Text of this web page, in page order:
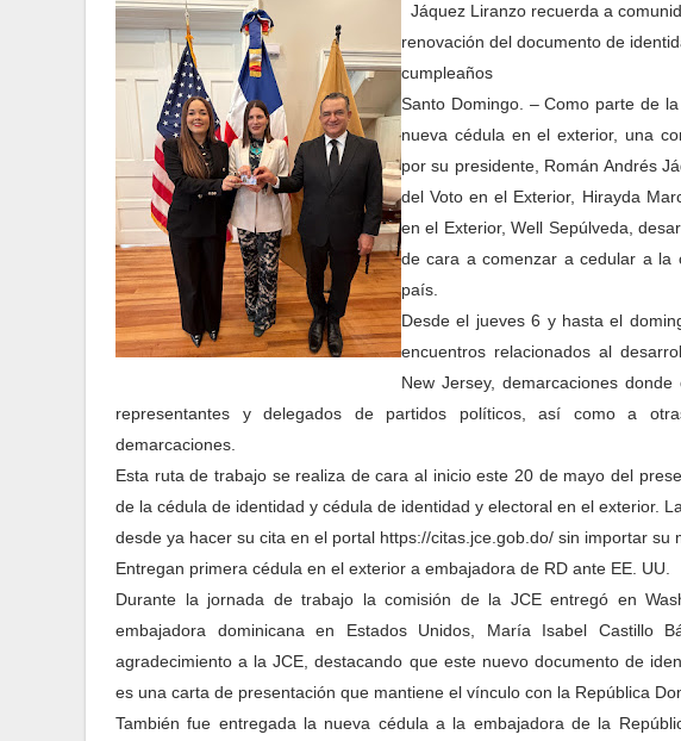
Jáquez Liranzo recuerda a
renovación del documento de
cumpleaños
Santo Domingo. – Como parte de
nueva cédula en el exterior, una
por su presidente, Román Andrés
del Voto en el Exterior, Hirayda
en el Exterior, Well Sepúlveda,
de cara a comenzar a cedular a la
país.
Desde el jueves 6 y hasta el
encuentros relacionados al
New Jersey, demarcaciones
representantes y delegados de partidos políticos, así como a
demarcaciones.
Esta ruta de trabajo se realiza de cara al inicio este 20 de mayo del
de la cédula de identidad y cédula de identidad y electoral en el exterior.
desde ya hacer su cita en el portal https://citas.jce.gob.do/ sin importar su
Entregan primera cédula en el exterior a embajadora de RD ante EE. UU.
Durante la jornada de trabajo la comisión de la JCE entregó en
embajadora dominicana en Estados Unidos, María Isabel Castillo
agradecimiento a la JCE, destacando que este nuevo documento de
es una carta de presentación que mantiene el vínculo con la República
También fue entregada la nueva cédula a la embajadora de la